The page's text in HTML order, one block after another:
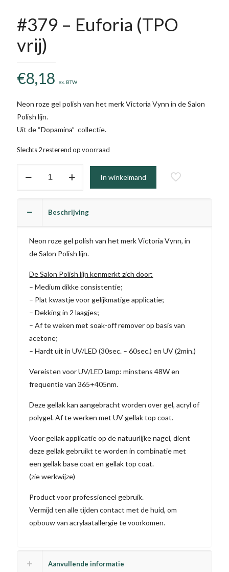
#379 – Euforia (TPO
vrij)
€8,18 ex. BTW
Neon roze gel polish van het merk Victoria Vynn in de Salon
Polish lijn.
Uit de “Dopamina” collectie.
Slechts 2 resterend op voorraad
In winkelmand
Beschrijving
Neon roze gel polish van het merk Victoria Vynn, in
de Salon Polish lijn.
De Salon Polish lijn kenmerkt zich door:
– Medium dikke consistentie;
– Plat kwastje voor gelijkmatige applicatie;
– Dekking in 2 laagjes;
– Af te weken met soak-off remover op basis van
acetone;
– Hardt uit in UV/LED (30sec. – 60sec.) en UV (2min.)
Vereisten voor UV/LED lamp: minstens 48W en
frequentie van 365+405nm.
Deze gellak kan aangebracht worden over gel, acryl of
polygel. Af te werken met UV gellak top coat.
Voor gellak applicatie op de natuurlijke nagel, dient
deze gellak gebruikt te worden in combinatie met
een gellak base coat en gellak top coat.
(zie werkwijze)
Product voor professioneel gebruik.
Vermijd ten alle tijden contact met de huid, om
opbouw van acrylaatallergie te voorkomen.
Aanvullende informatie